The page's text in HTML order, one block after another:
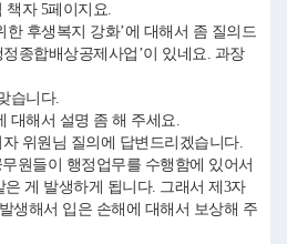
책자 5페이지요.
한 후생복지 강화’에 대해서 좀 질의드
종합배상공제사업’이 있네요. 과장
습니다.
대해서 설명 좀 해 주세요.
자 위원님 질의에 답변드리겠습니다.
원들이 행정업무를 수행함에 있어서
게 발생하게 됩니다. 그래서 제3자
생해서 입은 손해에 대해서 보상해 주